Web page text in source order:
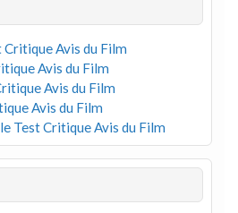
Critique Avis du Film
Avis du Film
Avis du Film
Avis du Film
Test Critique Avis du Film